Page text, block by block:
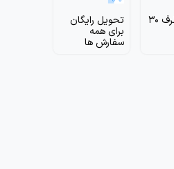
برگشت ظرف 30 تحویل رایگان
برای همه
سفارش ها